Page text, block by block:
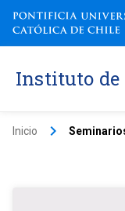
Instituto de
Inicio keyboard_arrow_right